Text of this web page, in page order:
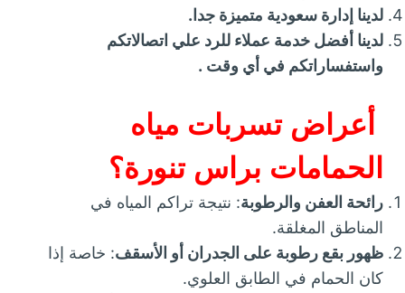
لدينا إدارة سعودية متميزة جدا.
لدينا أفضل خدمة عملاء للرد علي اتصالاتكم
واستفساراتكم في أي وقت .
أعراض تسربات مياه
الحمامات براس تنورة؟
رائحة العفن والرطوبة: نتيجة تراكم المياه في
المناطق المغلقة.
ظهور بقع رطوبة على الجدران أو الأسقف: خاصة إذا
كان الحمام في الطابق العلوي.